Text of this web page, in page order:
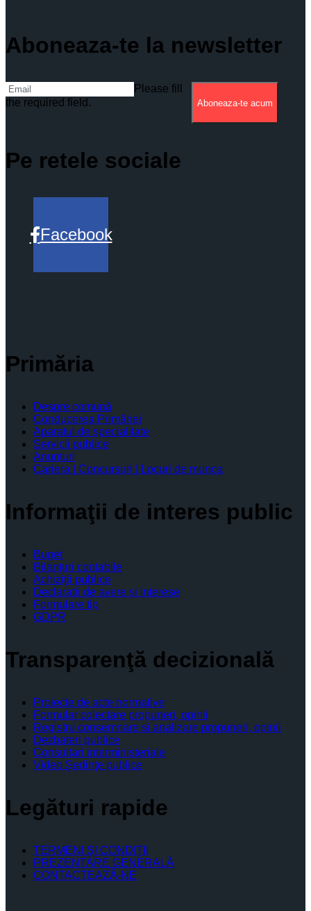
Aboneaza-te la newsletter
Please fill
the required field.
Aboneaza-te acum
Pe retele sociale
Facebook
Primăria
Despre comună
Conducerea Primăriei
Aparatul de specialitate
Servicii publice
Anunturi
Cariera | Concursuri | Locuri de munca
Informaţii de interes public
Buget
Bilanţuri contabile
Achiziţii publice
Declaratii de avere si interese
Formulare tip
GDPR
Transparenţă decizională
Proiecte de acte normative
Formular colectare propuneri, opinii
Registru consemnare si analizare propuneri, opinii
Dezbateri publice
Consultari interministeriale
Video Şedinţe publice
Legături rapide
TERMENI ŞI CONDIŢII
PREZENTARE GENERALĂ
CONTACTEAZĂ-NE